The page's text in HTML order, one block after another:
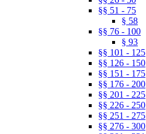
§§ 51 - 75
§ 58
§§ 76 - 100
§ 93
§§ 101 - 125
§§ 126 - 150
§§ 151 - 175
§§ 176 - 200
§§ 201 - 225
§§ 226 - 250
§§ 251 - 275
§§ 276 - 300